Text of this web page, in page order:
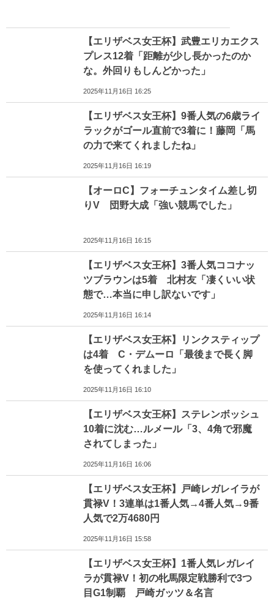
【エリザベス女王杯】武豊エリカエクス
プレス12着「距離が少し長かったのか
な。外回りもしんどかった」
2025年11月16日 16:25
【エリザベス女王杯】9番人気の6歳ライ
ラックがゴール直前で3着に！藤岡「馬
の力で来てくれましたね」
2025年11月16日 16:19
【オーロC】フォーチュンタイム差し切
りV 団野大成「強い競馬でした」
2025年11月16日 16:15
【エリザベス女王杯】3番人気ココナッ
ツブラウンは5着 北村友「凄くいい状
態で…本当に申し訳ないです」
2025年11月16日 16:14
【エリザベス女王杯】リンクスティップ
は4着 C・デムーロ「最後まで長く脚
を使ってくれました」
2025年11月16日 16:10
【エリザベス女王杯】ステレンボッシュ
10着に沈む…ルメール「3、4角で邪魔
されてしまった」
2025年11月16日 16:06
【エリザベス女王杯】戸崎レガレイラが
貫禄V！3連単は1番人気→4番人気→9番
人気で2万4680円
2025年11月16日 15:58
【エリザベス女王杯】1番人気レガレイ
ラが貫禄V！初の牝馬限定戦勝利で3つ
目G1制覇 戸崎ガッツ＆名言